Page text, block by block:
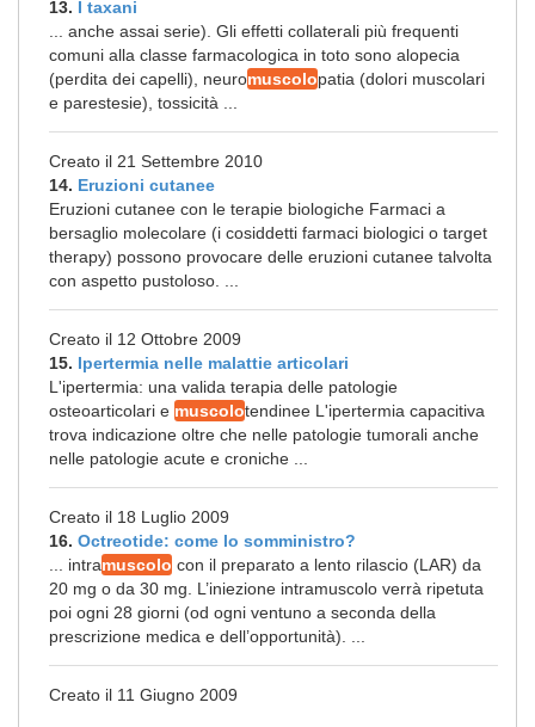
13. I taxani
... anche assai serie). Gli effetti collaterali più frequenti
comuni alla classe farmacologica in toto sono alopecia
(perdita dei capelli), neuromuscolopatia (dolori muscolari
e parestesie), tossicità ...
Creato il 21 Settembre 2010
14. Eruzioni cutanee
Eruzioni cutanee con le terapie biologiche Farmaci a
bersaglio molecolare (i cosiddetti farmaci biologici o target
therapy) possono provocare delle eruzioni cutanee talvolta
con aspetto pustoloso. ...
Creato il 12 Ottobre 2009
15. Ipertermia nelle malattie articolari
L'ipertermia: una valida terapia delle patologie
osteoarticolari e muscolotendinee L'ipertermia capacitiva
trova indicazione oltre che nelle patologie tumorali anche
nelle patologie acute e croniche ...
Creato il 18 Luglio 2009
16. Octreotide: come lo somministro?
... intramuscolo con il preparato a lento rilascio (LAR) da
20 mg o da 30 mg. L’iniezione intramuscolo verrà ripetuta
poi ogni 28 giorni (od ogni ventuno a seconda della
prescrizione medica e dell’opportunità). ...
Creato il 11 Giugno 2009